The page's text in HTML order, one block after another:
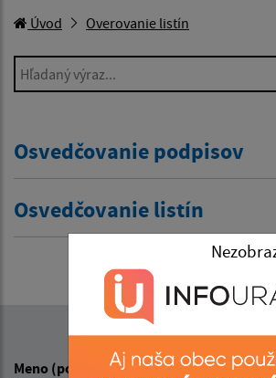
Úvod Overovanie listín
Hľadaný výraz...
Osvedčovanie podpisov
Osvedčovanie listín
Napíšte nám:
Meno (povinné)